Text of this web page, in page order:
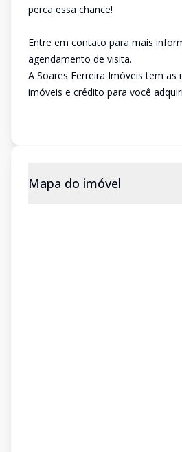
perca essa chance!
Entre em contato para mais
agendamento de visita.
A Soares Ferreira Imóveis tem as
imóveis e crédito para você
Mapa do imóvel